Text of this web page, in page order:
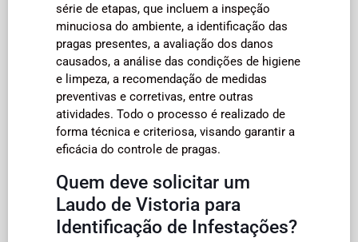
série de etapas, que incluem a inspeção
minuciosa do ambiente, a identificação das
pragas presentes, a avaliação dos danos
causados, a análise das condições de higiene
e limpeza, a recomendação de medidas
preventivas e corretivas, entre outras
atividades. Todo o processo é realizado de
forma técnica e criteriosa, visando garantir a
eficácia do controle de pragas.
Quem deve solicitar um
Laudo de Vistoria para
Identificação de Infestações?